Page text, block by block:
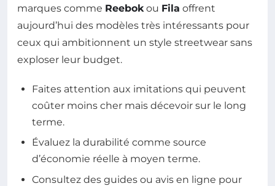
marques comme Reebokou Fila offrent
aujourd’hui des modèles très intéressants pour
ceux qui ambitionnent un style streetwear sans
exploser leur budget.
Faites attention aux imitations qui peuvent
coûter moins cher mais décevoir sur le long
terme.
Évaluez la durabilité comme source
d’économie réelle à moyen terme.
Consultez des guides ou avis en ligne pour